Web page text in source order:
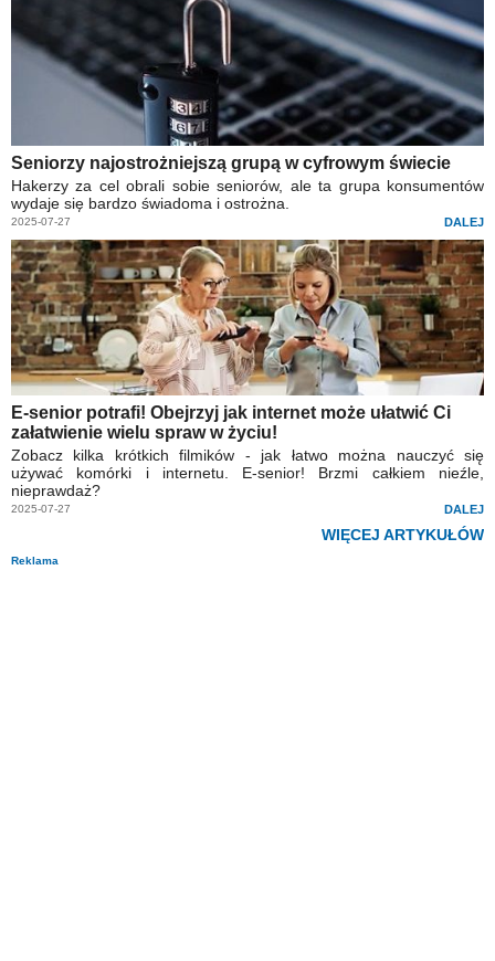
Seniorzy najostrożniejszą grupą w cyfrowym świecie
Hakerzy za cel obrali sobie seniorów, ale ta grupa konsumentów
wydaje się bardzo świadoma i ostrożna.
2025-07-27 DALEJ
E-senior potrafi! Obejrzyj jak internet może ułatwić Ci
załatwienie wielu spraw w życiu!
Zobacz kilka krótkich filmików - jak łatwo można nauczyć się
używać komórki i internetu. E-senior! Brzmi całkiem nieźle,
nieprawdaż?
2025-07-27 DALEJ
WIĘCEJ ARTYKUŁÓW
Reklama